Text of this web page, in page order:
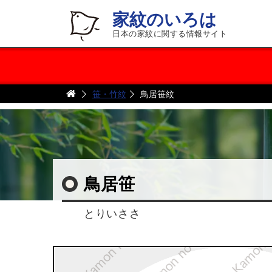
家紋のいろは
日本の家紋に関する情報サイト
笹・竹紋 鳥居笹紋
鳥居笹
とりいささ